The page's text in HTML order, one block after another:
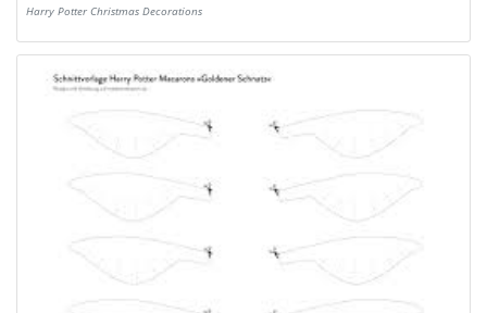
Harry Potter Christmas Decorations